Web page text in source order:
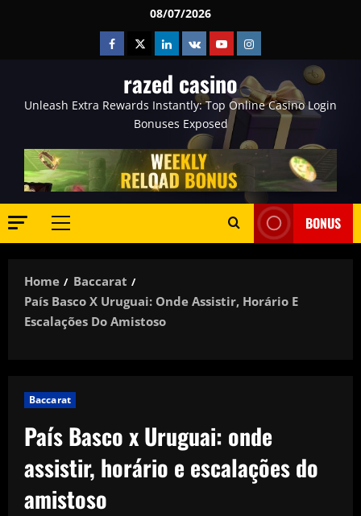
08/07/2026
Facebook
TwitterLinkedin
VK YoutubeInstagram
razed casino
Unleash Extra Rewards Instantly: Top Online Casino Login
Bonuses Exposed
Primary
BONUS
Home
Baccarat
País Basco X Uruguai: Onde Assistir, Horário E
Escalações Do Amistoso
Baccarat
País Basco x Uruguai: onde
assistir, horário e escalações do
amistoso